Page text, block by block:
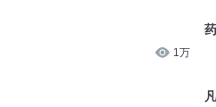
1万